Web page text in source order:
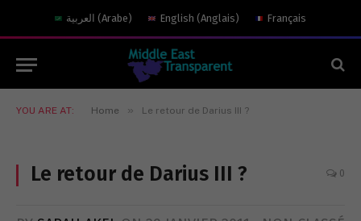
العربية (Arabe) English (Anglais) Français
YOU ARE AT: Home » Le retour de Darius III ?
Le retour de Darius III ? 0